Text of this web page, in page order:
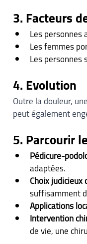
3. Facteurs
Les
Les femmes
Les
4. Evolution
Outre la douleur,
peut également
5. Parcourir
Pédicure-
adaptées.
Choix judicieux
suffisamment
Applications
Intervention
de vie, une